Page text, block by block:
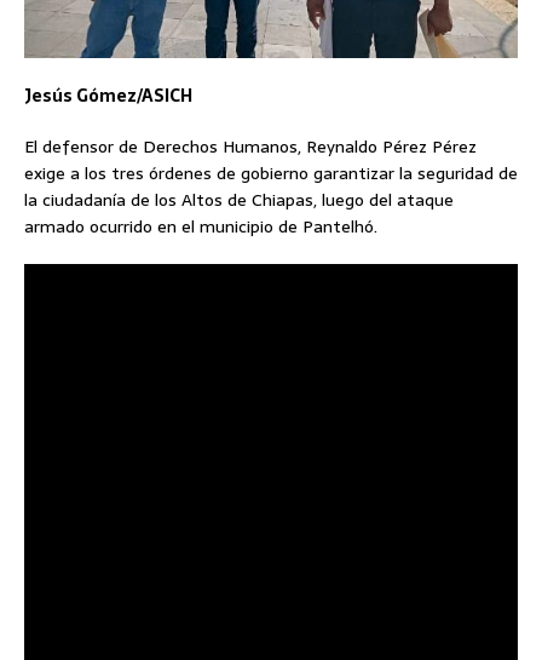
Jesús Gómez/ASICH
El defensor de Derechos Humanos, Reynaldo Pérez Pérez
exige a los tres órdenes de gobierno garantizar la seguridad de
la ciudadanía de los Altos de Chiapas, luego del ataque
armado ocurrido en el municipio de Pantelhó.